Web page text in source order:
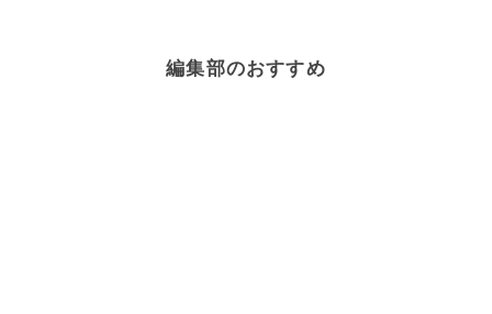
編集部のおすすめ